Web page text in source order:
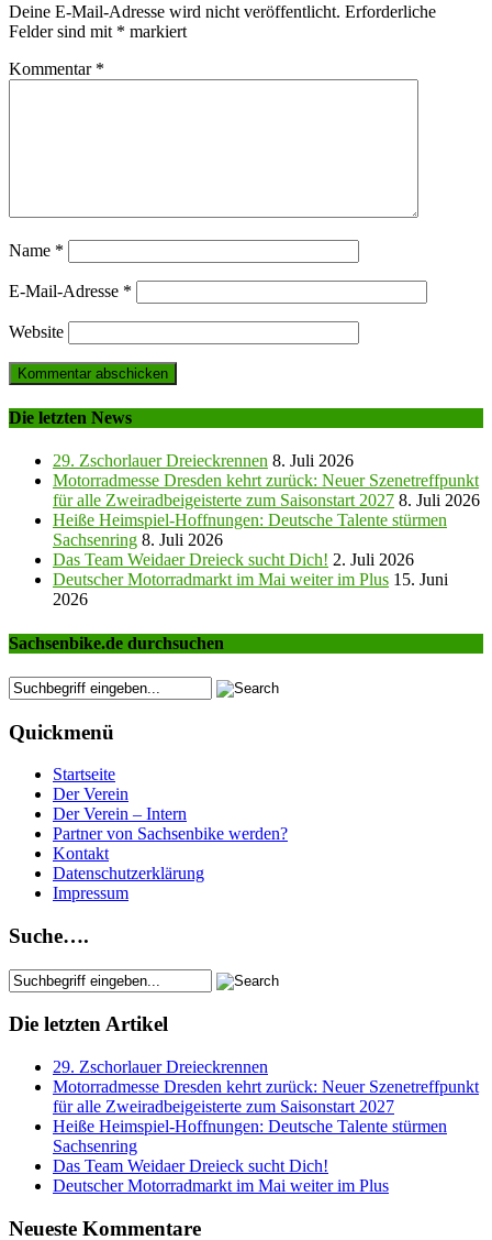
Deine E-Mail-Adresse wird nicht veröffentlicht. Erforderliche
Felder sind mit * markiert
Kommentar *
Name *
E-Mail-Adresse *
Website
Die letzten News
29. Zschorlauer Dreieckrennen 8. Juli 2026
Motorradmesse Dresden kehrt zurück: Neuer Szenetreffpunkt
für alle Zweiradbeigeisterte zum Saisonstart 2027 8. Juli 2026
Heiße Heimspiel-Hoffnungen: Deutsche Talente stürmen
Sachsenring 8. Juli 2026
Das Team Weidaer Dreieck sucht Dich! 2. Juli 2026
Deutscher Motorradmarkt im Mai weiter im Plus 15. Juni
2026
Sachsenbike.de durchsuchen
Quickmenü
Startseite
Der Verein
Der Verein – Intern
Partner von Sachsenbike werden?
Kontakt
Datenschutzerklärung
Impressum
Suche….
Die letzten Artikel
29. Zschorlauer Dreieckrennen
Motorradmesse Dresden kehrt zurück: Neuer Szenetreffpunkt
für alle Zweiradbeigeisterte zum Saisonstart 2027
Heiße Heimspiel-Hoffnungen: Deutsche Talente stürmen
Sachsenring
Das Team Weidaer Dreieck sucht Dich!
Deutscher Motorradmarkt im Mai weiter im Plus
Neueste Kommentare